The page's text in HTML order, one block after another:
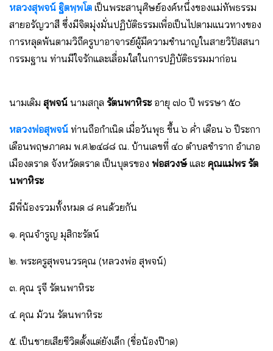
หลวงสุพจน์ ฐิตพฺพโต เป็นพระสานุศิษย์องค์หนึ่งของแม่ทัพธรรม
สายอรัญวาสี ซึ่งมีจิตมุ่งมั่นปฏิบัติธรรมเพื่อเป็นไปตามแนวทางของ
การหลุดพ้นตามวิถีครูบาอาจารย์ผู้มีความชำนาญในสายวิปัสสนา
กรรมฐาน ท่านมีใจรักและเลื่อมใสในการปฏิบัติธรรมมาก่อน
นามเดิม สุพจน์ นามสกุล รัตนพาหิระ อายุ ๗๐ ปี พรรษา ๕๐
หลวงพ่อสุพจน์ ท่านถือกำเนิด เมื่อวันพุธ ขึ้น ๖ ค่ำ เดือน ๖ ปีระกา
เดือนพฤษภาคม พ.ศ.๒๔๘๘ ณ. บ้านเลขที่ ๔๐ ตำบลชำราก อำเภอ
เมืองตราด จังหวัดตราด เป็นบุตรของ พ่อสวงษ์และ คุณแม่พร รัต
นพาหิระ
มีพี่น้องรวมทั้งหมด ๘ คนด้วยกัน
๑. คุณจำรูญ มุสิกะรัตน์
๒. พระครูสุพจนวรคุณ (หลวงพ่อ สุพจน์)
๓. คุณ รุจี รัตนพาหิระ
๔. คุณ ม้วน รัตนพาหิระ
๕. เป็นชายเสียชีวิตตั้งแต่ยังเล็ก (ชื่อน้องป๊าด)